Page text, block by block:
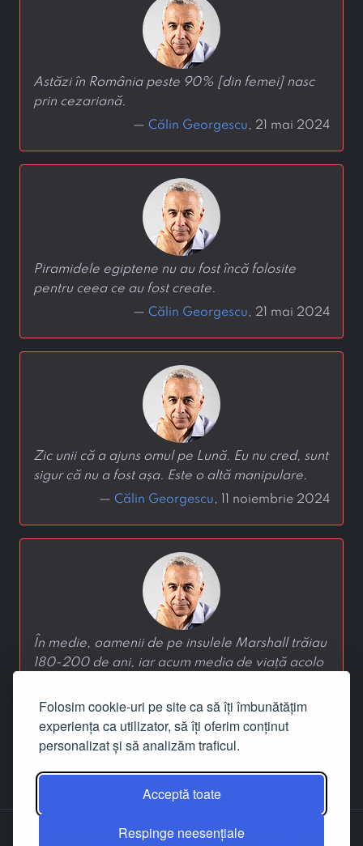
Folosim cookie-uri pe site ca să îți îmbunătățim
experiența ca utilizator, să îți oferim conținut
personalizat și să analizăm traficul.
Acceptă toate
Respinge neesențiale
Astăzi în România peste 90% [din femei] nasc
prin cezariană.
— Călin Georgescu, 21 mai 2024
Piramidele egiptene nu au fost încă folosite
pentru ceea ce au fost create.
— Călin Georgescu, 21 mai 2024
Zic unii că a ajuns omul pe Lună. Eu nu cred, sunt
sigur că nu a fost așa. Este o altă manipulare.
— Călin Georgescu, 11 noiembrie 2024
În medie, oamenii de pe insulele Marshall trăiau
180-200 de ani, iar acum media de viață acolo
—Călin Georgescu, 24 ianuarie 2024
Contact Facebook